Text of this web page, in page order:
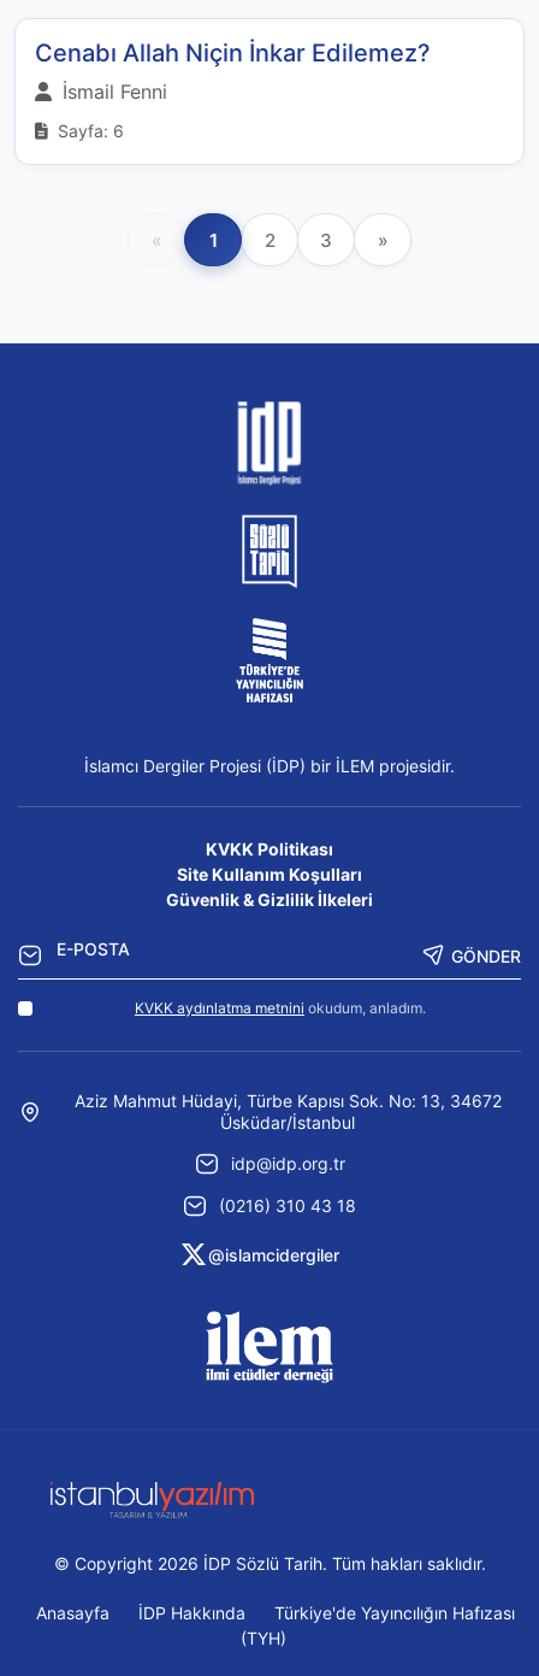
Cenabı Allah Niçin İnkar Edilemez?
İsmail Fenni
Sayfa: 6
« 1 2 3 »
İslamcı Dergiler Projesi (İDP) bir İLEM projesidir.
KVKK Politikası
Site Kullanım Koşulları
Güvenlik & Gizlilik İlkeleri
GÖNDER
KVKK aydınlatma metnini okudum, anladım.
Aziz Mahmut Hüdayi, Türbe Kapısı Sok. No: 13, 34672
Üsküdar/İstanbul
idp@idp.org.tr
(0216) 310 43 18
@islamcidergiler
© Copyright 2026 İDP Sözlü Tarih. Tüm hakları saklıdır.
Anasayfa İDP Hakkında
Türkiye'de Yayıncılığın Hafızası
(TYH)